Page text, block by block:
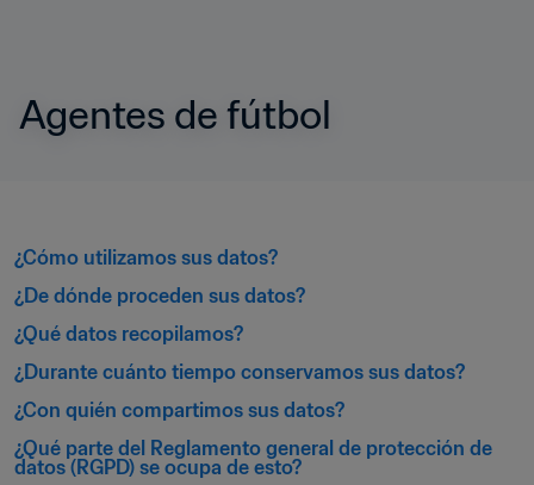
Agentes de fútbol
¿Cómo utilizamos sus datos?
¿De dónde proceden sus datos?
¿Qué datos recopilamos?
¿Durante cuánto tiempo conservamos sus datos?
¿Con quién compartimos sus datos?
¿Qué parte del Reglamento general de protección de
datos (RGPD) se ocupa de esto?